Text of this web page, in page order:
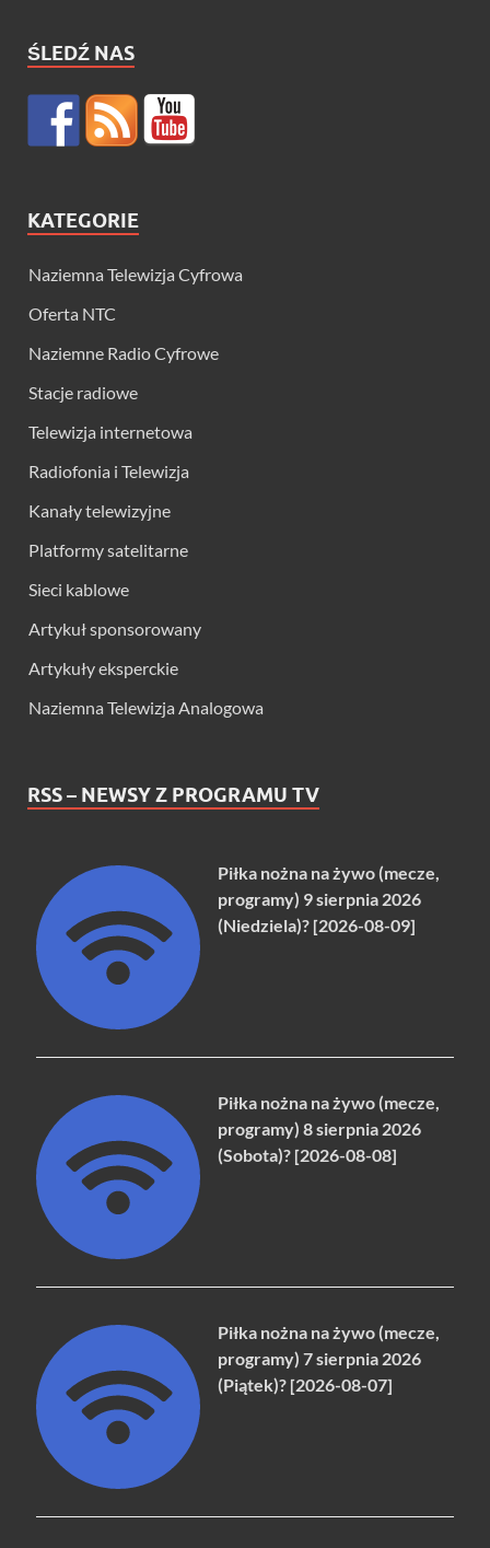
ŚLEDŹ NAS
KATEGORIE
Naziemna Telewizja Cyfrowa
Oferta NTC
Naziemne Radio Cyfrowe
Stacje radiowe
Telewizja internetowa
Radiofonia i Telewizja
Kanały telewizyjne
Platformy satelitarne
Sieci kablowe
Artykuł sponsorowany
Artykuły eksperckie
Naziemna Telewizja Analogowa
RSS – NEWSY Z PROGRAMU TV
Piłka nożna na żywo (mecze,
programy) 9 sierpnia 2026
(Niedziela)? [2026-08-09]
Piłka nożna na żywo (mecze,
programy) 8 sierpnia 2026
(Sobota)? [2026-08-08]
Piłka nożna na żywo (mecze,
programy) 7 sierpnia 2026
(Piątek)? [2026-08-07]